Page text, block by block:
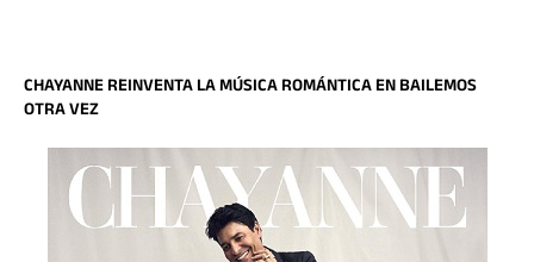
CHAYANNE REINVENTA LA MÚSICA ROMÁNTICA EN BAILEMOS
OTRA VEZ